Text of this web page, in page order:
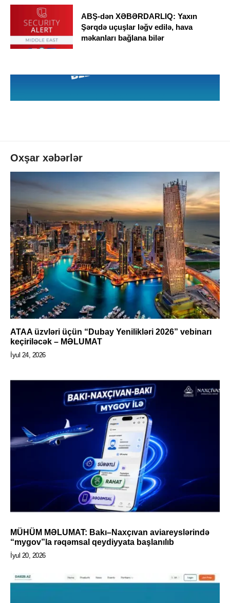
ABŞ-dən XƏBƏRDARLIQ: Yaxın
Şərqdə uçuşlar ləğv edilə, hava
məkanları bağlana bilər
Oxşar xəbərlər
ATAA üzvləri üçün “Dubay Yenilikləri 2026” vebinarı
keçiriləcək – MƏLUMAT
İyul 24, 2026
MÜHÜM MƏLUMAT: Bakı–Naxçıvan aviareyslərində
“mygov”la rəqəmsal qeydiyyata başlanılıb
İyul 20, 2026